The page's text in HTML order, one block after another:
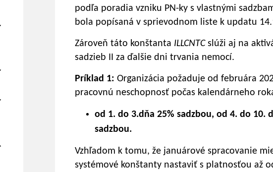
podľa poradia vzniku PN-ky s vlastnými
bola popísaná v sprievodnom liste k updatu
Zároveň táto konštanta ILLCNTC slúži aj na
sadzieb II za ďalšie dni trvania nemocí.
Príklad 1: Organizácia požaduje od februára
pracovnú neschopnosť počas kalendárneho
od 1. do 3.dňa 25% sadzbou, od 4. do 10.
sadzbou.
Vzhľadom k tomu, že januárové spracovanie
systémové konštanty nastaviť s platnosťou až